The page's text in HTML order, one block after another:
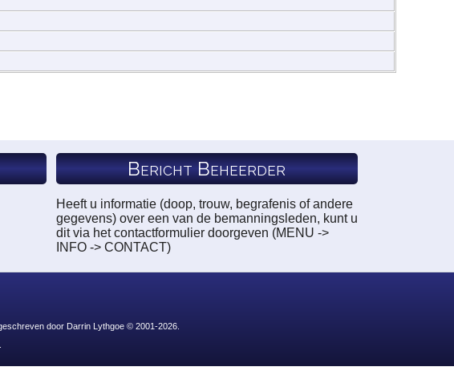
Bericht Beheerder
Heeft u informatie (doop, trouw, begrafenis of andere
gegevens) over een van de bemanningsleden, kunt u
dit via het contactformulier doorgeven (MENU ->
INFO -> CONTACT)
door Darrin Lythgoe © 2001-2026.